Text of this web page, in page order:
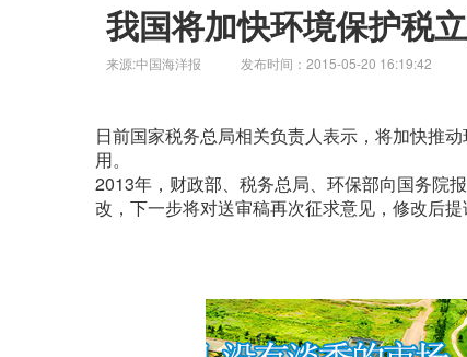
我国将加快环境保护税
来源:中国海洋报 发布时间：2015-05-20 16:19:42
日前国家税务总局相关负责人表示，将加快推
用。
2013年，财政部、税务总局、环保部向国务院
改，下一步将对送审稿再次征求意见，修改后